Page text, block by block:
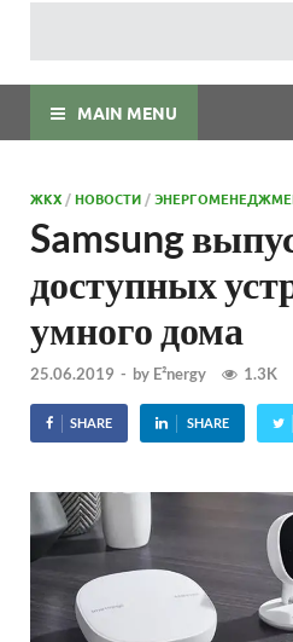
MAIN MENU
ЖКХ /НОВОСТИ /
Samsung
доступных
умного дома
25.06.2019 - by E²nergy 1.3K
SHARE SHARE